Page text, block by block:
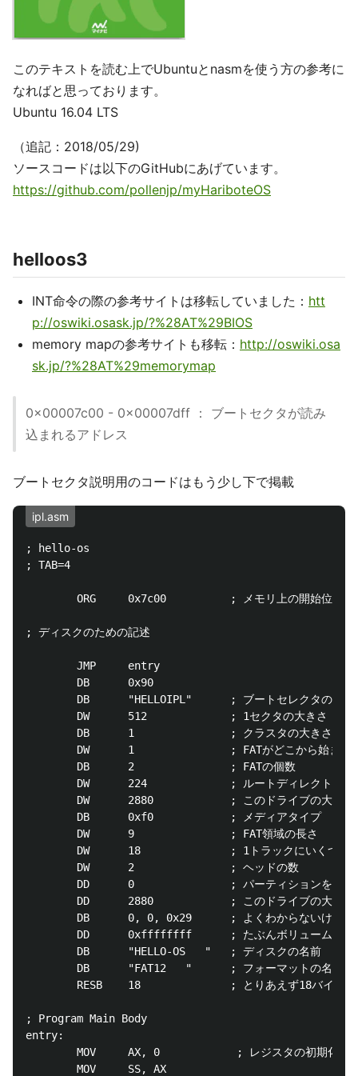
このテキストを読む上でUbuntuとnasmを使う方の参考に
なればと思っております。
Ubuntu 16.04 LTS
（追記：2018/05/29)
ソースコードは以下のGitHubにあげています。
https://github.com/pollenjp/myHariboteOS
helloos3
INT命令の際の参考サイトは移転していました： htt
p://oswiki.osask.jp/?%28AT%29BIOS
memory mapの参考サイトも移転： http://oswiki.osa
sk.jp/?%28AT%29memorymap
0x00007c00 - 0x00007dff ： ブートセクタが読み
込まれるアドレス
ブートセクタ説明用のコードはもう少し下で掲載
ipl.asm
; hello-os
; TAB=4
        ORG     0x7c00          ; メモリ上の開始位置
; ディスクのための記述
        JMP     entry
        DB      0x90
DB      "HELLOIPL"      ; ブートセレクタの名前
DW      512             ; 1セクタの大きさ
DB      1               ; クラスタの大きさ
DW      1               ; FATがどこから始まる
DB      2               ; FATの個数
DW      224             ; ルートディレクトリ
DW      2880            ; このドライブの大き
DB      0xf0            ; メディアタイプ
DW      9               ; FAT領域の長さ
DW      18              ; 1トラックにいくつの
DW      2               ; ヘッドの数
DD      0               ; パーティションを使っ
DD      2880            ; このドライブの大きさ
DB      0, 0, 0x29      ; よくわからないけどこ
DD      0xffffffff      ; たぶんボリュームシリ
DB      "HELLO-OS   "   ; ディスクの名前
DB      "FAT12   "      ; フォーマットの名前
RESB    18              ; とりあえず18バイト開
; Program Main Body
entry:
        MOV     AX, 0            ; レジスタの初期化
        MOV     SS, AX